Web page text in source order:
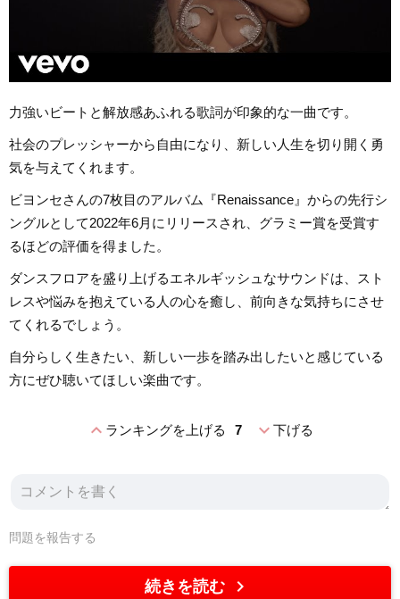
力強いビートと解放感あふれる歌詞が印象的な一曲です。
社会のプレッシャーから自由になり、新しい人生を切り開く勇
気を与えてくれます。
ビヨンセさんの7枚目のアルバム『Renaissance』からの先行シ
ングルとして2022年6月にリリースされ、グラミー賞を受賞す
るほどの評価を得ました。
ダンスフロアを盛り上げるエネルギッシュなサウンドは、スト
レスや悩みを抱えている人の心を癒し、前向きな気持ちにさせ
てくれるでしょう。
自分らしく生きたい、新しい一歩を踏み出したいと感じている
方にぜひ聴いてほしい楽曲です。
expand_lessランキングを上げる 7 expand_more下げる
問題を報告する
続きを読む chevron_right